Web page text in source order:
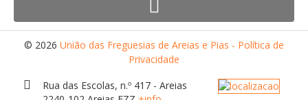
Artesanato
Cafés/Restaurantes
Feiras, Festas e Romarias
© 2026 União das Freguesias de Areias e Pias - Política de
Privacidade
Rua das Escolas, n.º 417 - Areias